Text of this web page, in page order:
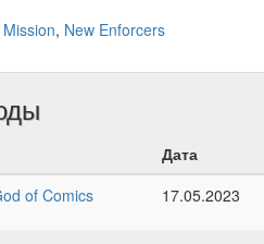
, New Enforcers
Дата
of Comics
17.05.2023